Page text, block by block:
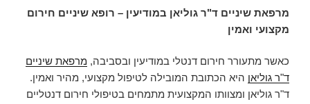
מרפאת שיניים ד"ר גוליאן במודיעין – רופא שיניים חירום
מקצועי ואמין
כאשר מתעורר חירום דנטלי במודיעין ובסביבה, מרפאת שיניים
ד"ר גוליאן היא הכתובת המובילה לטיפול מקצועי, מהיר ואמין.
ד"ר גוליאן ומצוותו המקצועית מתמחים בטיפולי חירום דנטליים